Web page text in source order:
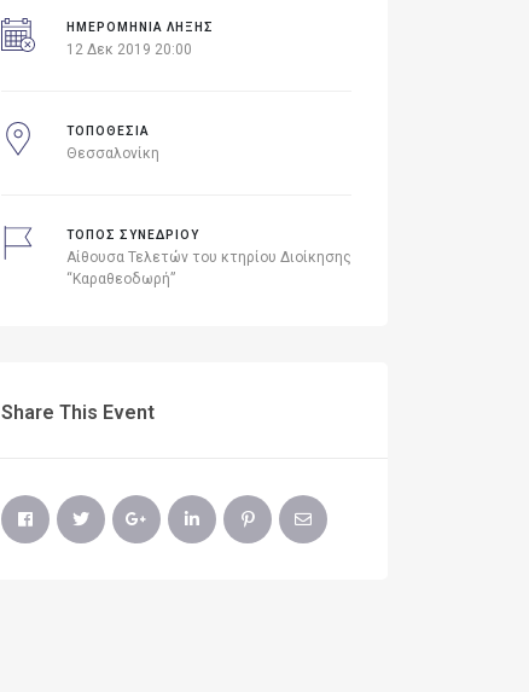
ΗΜΕΡΟΜΗΝΙΑ ΛΗΞΗΣ
12 Δεκ 2019 20:00
ΤΟΠΟΘΕΣΙΑ
Θεσσαλονίκη
ΤΟΠΟΣ ΣΥΝΕΔΡΙΟΥ
Αίθουσα Τελετών του κτηρίου Διοίκησης
“Καραθεοδωρή”
Share This Event